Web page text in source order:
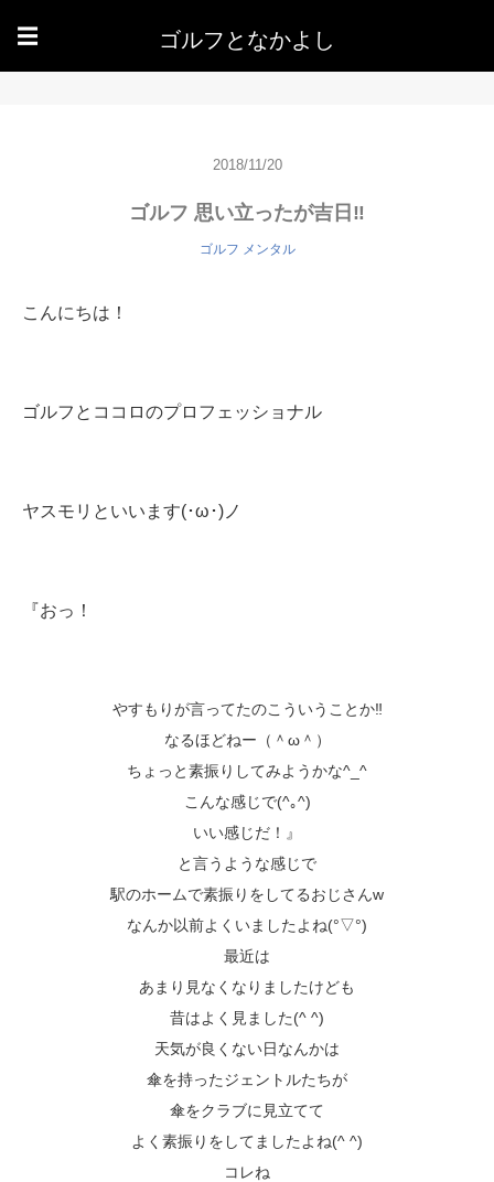
☰ ゴルフとなかよし
2018/11/20
ゴルフ 思い立ったが吉日‼️
ゴルフ メンタル
こんにちは！
ゴルフとココロのプロフェッショナル
ヤスモリといいます(･ω･)ノ
『おっ！
やすもりが言ってたのこういうことか‼️
なるほどねー（＾ω＾）
ちょっと素振りしてみようかな^_^
こんな感じで(^｡^)
いい感じだ！』
と言うような感じで
駅のホームで素振りをしてるおじさんw
なんか以前よくいましたよね(°▽°)
最近は
あまり見なくなりましたけども
昔はよく見ました(^ ^)
天気が良くない日なんかは
傘を持ったジェントルたちが
傘をクラブに見立てて
よく素振りをしてましたよね(^ ^)
コレね